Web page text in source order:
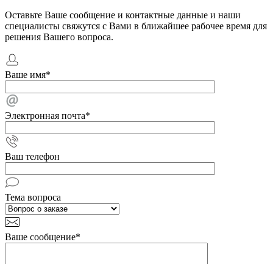
Оставьте Ваше сообщение и контактные данные и наши
специалисты свяжутся с Вами в ближайшее рабочее время для
решения Вашего вопроса.
Ваше имя*
Электронная почта*
Ваш телефон
Тема вопроса
Ваше сообщение*